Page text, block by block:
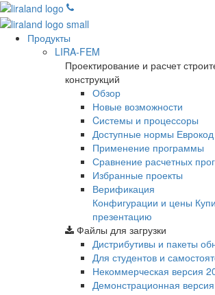
Продукты
LIRA-FEM
Проектирование и расчет
конструкций
Обзор
Новые возможности
Cистемы и процессоры
Доступные нормы Еврокод
Применение программы
Сравнение расчетных
Избранные проекты
Верификация
Конфигурации и цены
презентацию
Файлы для загрузки
Дистрибутивы и пакеты
Для студентов и
Некоммерческая версия
Демонстрационная версия